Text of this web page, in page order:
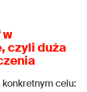
w
czyli duża
celu: